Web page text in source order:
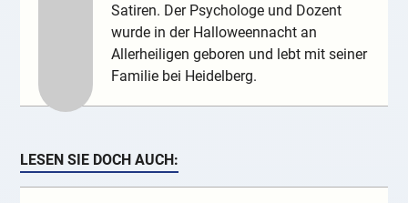
Satiren. Der Psychologe und Dozent
wurde in der Halloweennacht an
Allerheiligen geboren und lebt mit seiner
Familie bei Heidelberg.
LESEN SIE DOCH AUCH: